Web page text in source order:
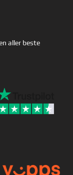
aller beste